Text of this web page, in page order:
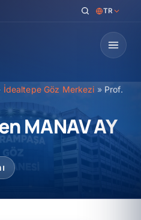
TR
İdealtepe Göz Merkezi » Prof.
MANAV AY